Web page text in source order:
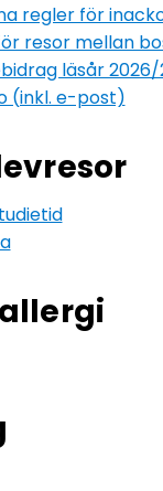
regler för
resor mellan
läsår
(inkl. e-post)